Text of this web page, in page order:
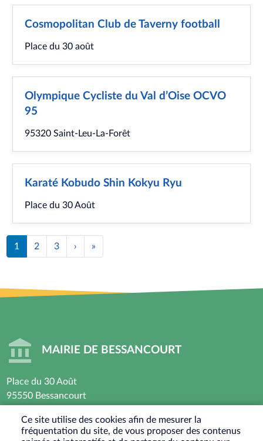
Cosmopolitan Club de Taverny football
Place du 30 août
Olympique Cycliste du Val d’Oise OCVO
95
95320 Saint-Leu-La-Forêt
Karaté Kobudo Shin Kokyu Ryu
Place du 30 Août
Pagination
1 2 3 › Page
suivante
»
page
MAIRIE DE BESSANCOURT
Place du 30 Août
95550 Bessancourt
Horaires d’ouverture : Lundi - Mardi - Mercredi -
Ce site utilise des cookies afin de mesurer la
fréquentation du site, de vous proposer des contenus